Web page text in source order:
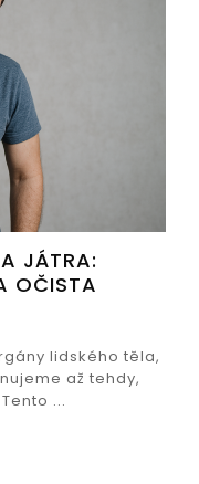
JÁTRA:
OČISTA
lidského těla,
až tehdy,
...